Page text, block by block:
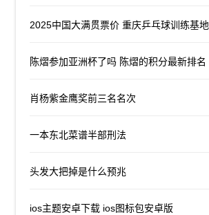
2025中国大满贯票价 重庆乒乓球训练基地
陈熠参加亚洲杯了吗 陈熠的积分最新排名
肖杨紫金鹰奖前三名名次
一本东北菜谱半部刑法
头发大把掉是什么预兆
ios主题安卓下载 ios图标包安卓版